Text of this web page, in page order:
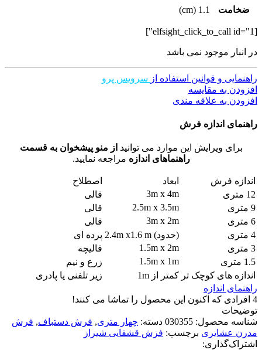
ضخامت 1.1 (cm)
[elfsight_click_to_call id="1"]
در انبار موجود نمی باشد
راهنمایی و قوانین استفاده از سرویس پرو
افزودن به مقایسه
افزودن به علاقه مندی
راهنمای اندازه فرش
برای ویرایش این موارد می توانید از منو پیشخوان به قسمت
راهنماهای اندازه مراجعه نمایید.
اندازه فرش ابعاد
اصطلاح
12 متری
3m x 4m
قالی
9 متری
2.5m x 3.5m
قالی
6 متری
3m x 2m
قالی
4 متری
(حدود) 2.4m x1.6 m
پرده ای
3 متری
1.5m x 2m
قالیچه
1.5 متری
1.5m x 1m
زرع و نیم
اندازه های کوچک تر کمتر از 1m
زیر تلفنی یا پادری
راهنمای اندازه
4 افرادی که اکنون این محصول را تماشا می کنند!
توضیحات
شناسه محصول: 030355 دسته: چهار متری, فرش دستباف, فرش
مدرن عشایری برچسب: فرش قشقایی شیراز
اشتراک‌گذاری: